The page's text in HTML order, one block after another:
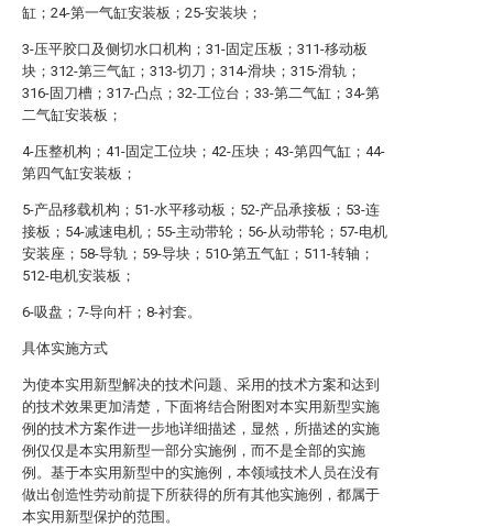
缸；24-第一气缸安装板；25-安装块；
3-压平胶口及侧切水口机构；31-固定压板；311-移动板
块；312-第三气缸；313-切刀；314-滑块；315-滑轨；
316-固刀槽；317-凸点；32-工位台；33-第二气缸；34-第
二气缸安装板；
4-压整机构；41-固定工位块；42-压块；43-第四气缸；44-
第四气缸安装板；
5-产品移载机构；51-水平移动板；52-产品承接板；53-连
接板；54-减速电机；55-主动带轮；56-从动带轮；57-电机
安装座；58-导轨；59-导块；510-第五气缸；511-转轴；
512-电机安装板；
6-吸盘；7-导向杆；8-衬套。
具体实施方式
为使本实用新型解决的技术问题、采用的技术方案和达到
的技术效果更加清楚，下面将结合附图对本实用新型实施
例的技术方案作进一步地详细描述，显然，所描述的实施
例仅仅是本实用新型一部分实施例，而不是全部的实施
例。基于本实用新型中的实施例，本领域技术人员在没有
做出创造性劳动前提下所获得的所有其他实施例，都属于
本实用新型保护的范围。